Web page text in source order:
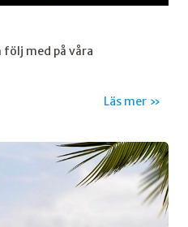
med på våra
Läs mer